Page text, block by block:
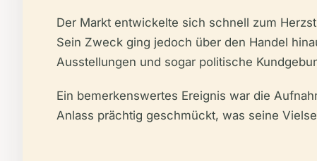
Der Markt entwickelte sich schnell zum
Sein Zweck ging jedoch über den Handel
Ausstellungen und sogar politische
Ein bemerkenswertes Ereignis war die
Anlass prächtig geschmückt, was seine